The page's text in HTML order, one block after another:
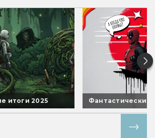
итоги 2025 Фантастические